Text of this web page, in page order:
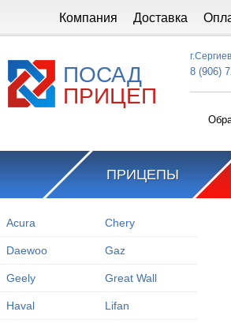
Компания Доставка
ПОСАД
ПРИЦЕП
8 (906)
ПРИЦЕПЫ
Acura Chery
Daewoo Gaz
Geely Great Wall
Haval Lifan